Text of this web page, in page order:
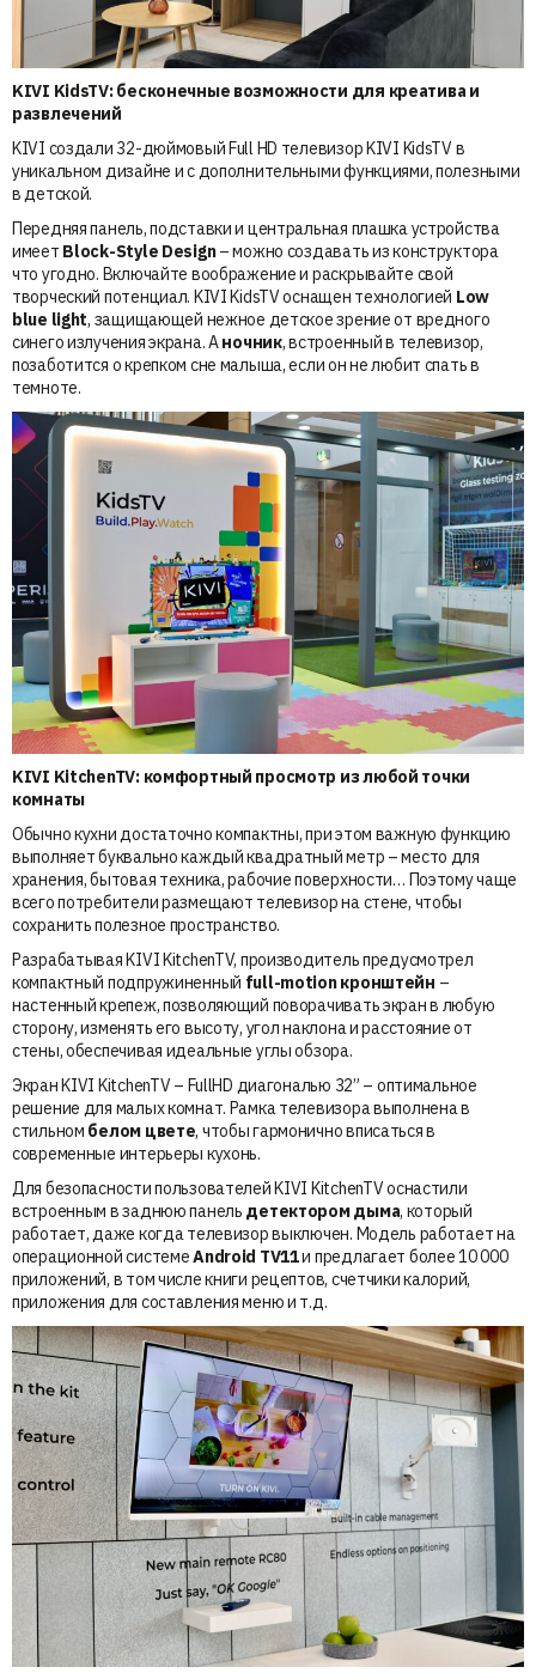
KIVI KidsTV: бесконечные возможности для креатива и
развлечений
KIVI создали 32-дюймовый Full HD телевизор KIVI KidsTV в
уникальном дизайне и с дополнительными функциями, полезными
в детской.
Передняя панель, подставки и центральная плашка устройства
имеет Block-Style Design– можно создавать из конструктора
что угодно. Включайте воображение и раскрывайте свой
творческий потенциал. KIVI KidsTV оснащен технологией Low
blue light, защищающей нежное детское зрение от вредного
синего излучения экрана. Аночник, встроенный в телевизор,
позаботится о крепком сне малыша, если он не любит спать в
темноте.
KIVI KitchenTV: комфортный просмотр из любой точки
комнаты
Обычно кухни достаточно компактны, при этом важную функцию
выполняет буквально каждый квадратный метр – место для
хранения, бытовая техника, рабочие поверхности… Поэтому чаще
всего потребители размещают телевизор на стене, чтобы
сохранить полезное пространство.
Разрабатывая KIVI KitchenTV, производитель предусмотрел
компактный подпружиненный full-motion кронштейн –
настенный крепеж, позволяющий поворачивать экран в любую
сторону, изменять его высоту, угол наклона и расстояние от
стены, обеспечивая идеальные углы обзора.
Экран KIVI KitchenTV – FullHD диагональю 32” – оптимальное
решение для малых комнат. Рамка телевизора выполнена в
стильном белом цвете, чтобы гармонично вписаться в
современные интерьеры кухонь.
Для безопасности пользователей KIVI KitchenTV оснастили
встроенным в заднюю панель детектором дыма, который
работает, даже когда телевизор выключен. Модель работает на
операционной системеAndroid TV11и предлагает более 10 000
приложений, в том числе книги рецептов, счетчики калорий,
приложения для составления меню и т.д.